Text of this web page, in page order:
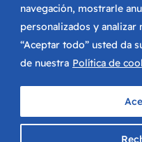
navegación, mostrarle
personalizados y
“Aceptar todo” usted da
de nuestra Política de
915 43 67 50
copiasmla@gmail.com
© Copyright 2024 MLA
Diseñado porCitiservi